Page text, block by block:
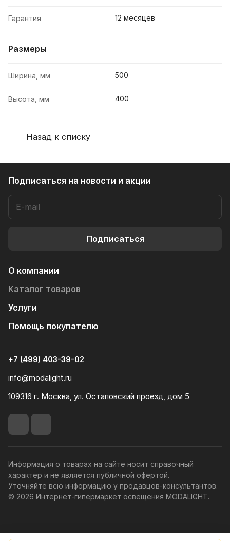
Гарантия 12 месяцев
Размеры
Ширина, мм 500
Высота, мм 400
Назад к списку
Подписаться на новости и акции
Подписаться
О компании
Каталог товаров
Услуги
Помощь покупателю
+7 (499) 403-39-02
info@modalight.ru
109316 г. Москва, ул. Остаповский проезд, дом 5
Информация о товарах на сайте носит справочный
характер и не является публичной офертой.
Уточняйте всю информацию у продавцов-консультантов.
© 2026 Интернет-гипермаркет освещения MODALIGHT.